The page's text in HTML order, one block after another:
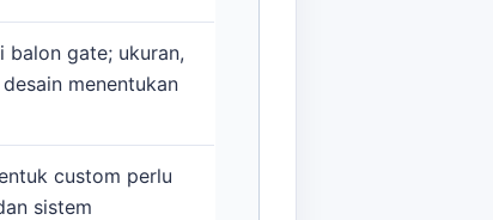
balon gate; ukuran,
menentukan
custom perlu
sistem